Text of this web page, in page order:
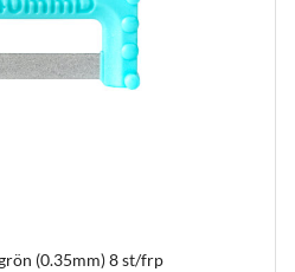
(0.35mm) 8 st/frp